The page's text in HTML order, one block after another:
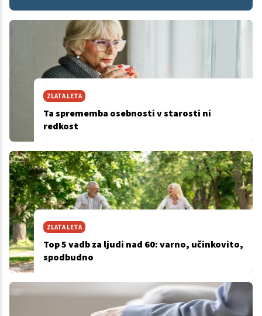
ZLATA LETA
Ta sprememba osebnosti v starosti ni
redkost
ZLATA LETA
Top 5 vadb za ljudi nad 60: varno, učinkovito,
spodbudno